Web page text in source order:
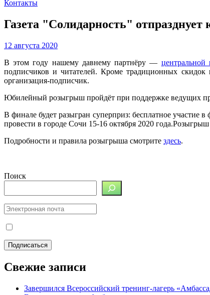
Контакты
Газета "Солидарность"
12 августа 2020
В этом году нашему давнему партнёру — центральной
подписчиков и читателей. Кроме традиционных
организация-подписчик.
Юбилейный розыгрыш пройдёт при поддержке ведущих
В финале будет разыгран суперприз: бесплатное участие в
провести в городе Сочи 15-16 октября 2020 года.Розыгрыш
Подробности и правила розыгрыша смотрите здесь.
Поиск
Свежие записи
Завершился Всероссийский тренинг-лагерь